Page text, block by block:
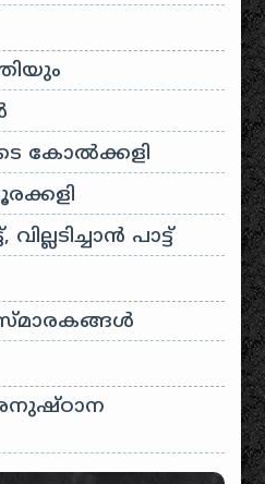
കോൽക്കളി
വില്ലടിച്ചാൻ പാട്ട്